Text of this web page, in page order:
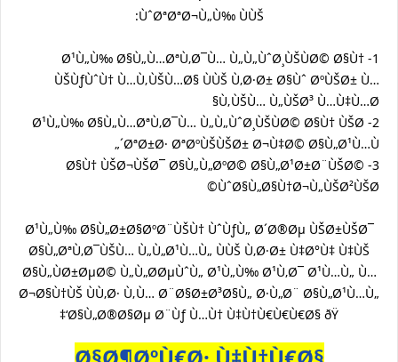
ÙˆØªØªØ¬Ù„Ù‰ ÙÙŠ:
1- Ø¹Ù„Ù‰ Ø§Ù„Ù…ØªÙ‚Ø¯Ù… Ù„Ù„ÙˆØ¸ÙŠÙØ© Ø§Ù†
ÙŠÙƒÙˆÙ† Ù…Ù‚ÙŠÙ…Ø§ ÙÙŠ Ù‚Ø·Ø± Ø§Ùˆ ØºÙŠØ± Ù…
Ù‚ÙŠÙ… Ù„ÙŠØ³ Ù…Ù‡Ù…Ø§
2- Ø¹Ù„Ù‰ Ø§Ù„Ù…ØªÙ‚Ø¯Ù… Ù„Ù„ÙˆØ¸ÙŠÙØ© Ø§Ù† ÙŠØ
´ØªØ±Ø· ØªØºÙŠÙŠØ± Ø¬Ù‡Ø© Ø§Ù„Ø¹Ù…Ù„
3- Ø§Ù† ÙŠØ¬ÙŠØ¯ Ø§Ù„Ù„ØºØ© Ø§Ù„Ø¹Ø±Ø¨ÙŠØ©
ÙˆØ§Ù„Ø§Ù†Ø¬Ù„ÙŠØ²ÙŠØ©
Ø¹Ù„Ù‰ Ø§Ù„Ø±Ø§ØºØ¨ÙŠÙ† ÙˆÙƒÙ„ Ø´Ø®Øµ ÙŠØ±ÙŠØ¯
Ø§Ù„ØªÙ‚Ø¯ÙŠÙ… Ù„Ù„Ø¹Ù…Ù„ ÙÙŠ Ù‚Ø·Ø± Ù‡Ø°Ù‡ Ù‡ÙŠ
Ø§Ù„ÙØ±ØµØ© Ù„Ù„Ø­ØµÙˆÙ„ Ø¹Ù„Ù‰ Ø¹Ù‚Ø¯ Ø¹Ù…Ù„ Ù…
Ø¬Ø§Ù†ÙŠ ÙÙ‚Ø· Ù‚Ù… Ø¨Ø§Ø±Ø³Ø§Ù„ Ø·Ù„Ø¨ Ø§Ù„Ø¹Ù…Ù„
Ø§Ù„Ø®Ø§Øµ Ø¨Ùƒ Ù…Ù† Ù‡Ù†Ù€Ù€Ù€Ø§ ðŸ‘‡